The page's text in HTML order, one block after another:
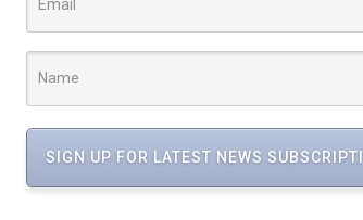
कुर्की की
SIGN UP FOR LATEST NEWS